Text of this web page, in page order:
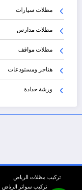
مظلات سيارات
مظلات مدارس
مظلات مواقف
هناجر ومستودعات
ورشة حدادة
تركيب مظلات الرياض
تركيب سواتر الرياض